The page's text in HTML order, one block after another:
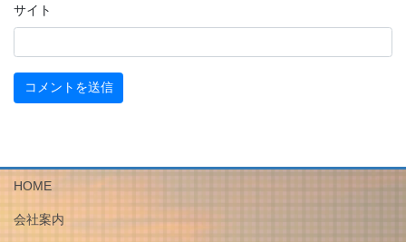
サイト
HOME
会社案内